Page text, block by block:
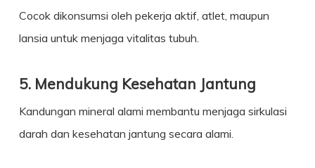
Cocok dikonsumsi oleh pekerja aktif, atlet, maupun
lansia untuk menjaga vitalitas tubuh.
5. Mendukung Kesehatan Jantung
Kandungan mineral alami membantu menjaga sirkulasi
darah dan kesehatan jantung secara alami.